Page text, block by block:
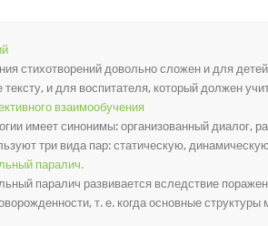
стихотворений довольно сложен и для
и для воспитателя, который должен
взаимообучения
имеет синонимы: организованный диалог,
три вида пар: статическую,
паралич.
паралич развивается вследствие
т. е. когда основные